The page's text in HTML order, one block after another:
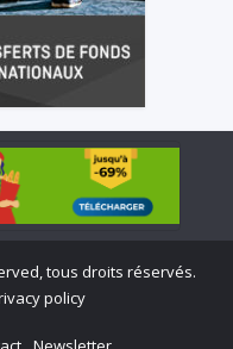
tous droits réservés.
policy